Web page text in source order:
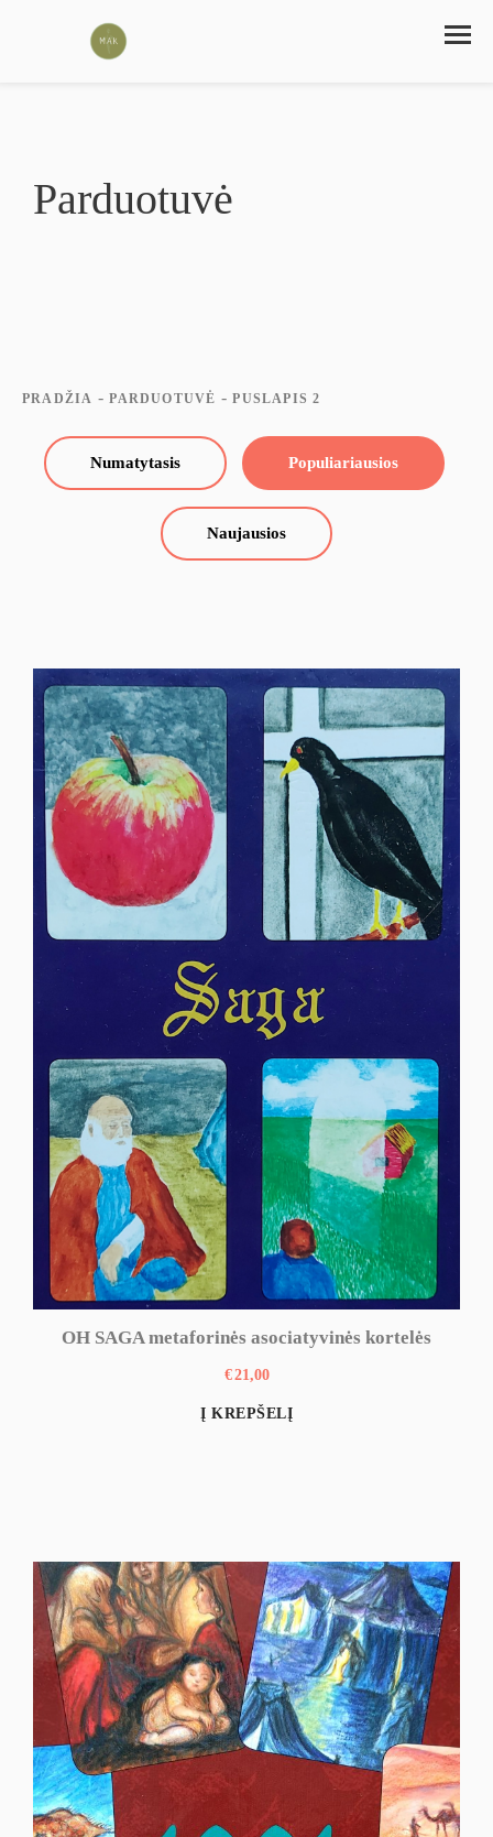
Parduotuvė
PRADŽIA - PARDUOTUVĖ - PUSLAPIS 2
Numatytasis Populiariausios
Naujausios
OH SAGA metaforinės asociatyvinės kortelės
€21,00
Į KREPŠELĮ